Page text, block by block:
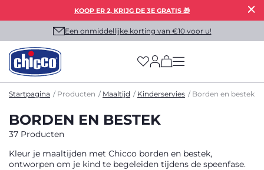
KOOP ER 2, KRIJG DE 3E GRATIS 🎁
Een onmiddellijke korting van €10 voor u!
(has more options
Startpagina Producten Maaltijd Kinderservies Borden en bestek
BORDEN EN BESTEK
37 Producten
Kleur je maaltijden met Chicco borden en bestek,
ontworpen om je kind te begeleiden tijdens de speenfase.